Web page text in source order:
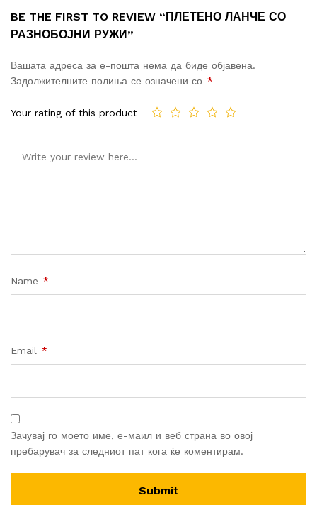
BE THE FIRST TO REVIEW “ПЛЕТЕНО ЛАНЧЕ СО
РАЗНОБОЈНИ РУЖИ”
Вашата адреса за е-пошта нема да биде објавена.
Задолжителните полиња се означени со *
Your rating of this product
Name *
Email *
Зачувај го моето име, е-маил и веб страна во овој
пребарувач за следниот пат кога ќе коментирам.